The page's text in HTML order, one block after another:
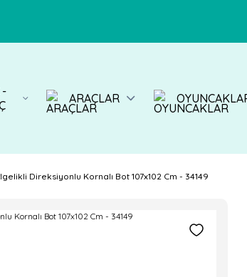
-
ARAÇLAR
Direksiyonlu Kornalı Bot 107x102 Cm - 34149